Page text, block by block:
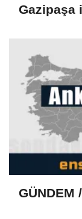
Gazipaşa
GÜNDEM